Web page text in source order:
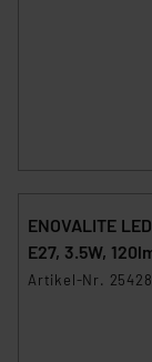
ENOVALITE
E27, 3.5W,
Artikel-Nr.